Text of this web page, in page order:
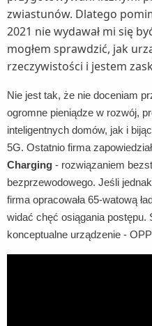
zwiastunów. Dlatego
2021 nie wydawał mi się
mogłem sprawdzić, jak
rzeczywistości i jestem
Nie jest tak, że nie doceniam
ogromne pieniądze w rozwój,
inteligentnych domów, jak i
5G. Ostatnio firma
Charging - rozwiązaniem
bezprzewodowego. Jeśli
firma opracowała 65-watową
widać chęć osiągania postępu.
konceptualne urządzenie -